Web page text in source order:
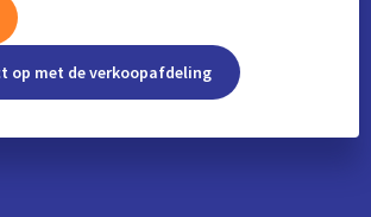
op met de verkoopafdeling